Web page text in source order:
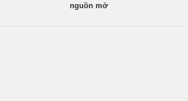
nguồn mở